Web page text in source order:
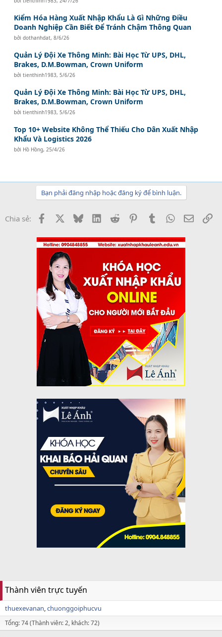
Kiểm Hóa Hàng Xuất Nhập Khẩu Là Gì Những Điều
Doanh Nghiệp Cần Biết Để Tránh Chậm Thông Quan
bởidothanhdat,8/6/26
Quản Lý Đội Xe Thông Minh: Bài Học Từ UPS, DHL,
Brakes, D.M.Bowman, Crown Uniform
bởitienthinh1983, 5/6/26
Quản Lý Đội Xe Thông Minh: Bài Học Từ UPS, DHL,
Brakes, D.M.Bowman, Crown Uniform
bởitienthinh1983, 5/6/26
Top 10+ Website Không Thể Thiếu Cho Dân Xuất Nhập
Khẩu Và Logistics 2026
bởi Hồ Hồng, 25/4/26
Bạn phải đăng nhập hoặc đăng ký để bình luận.
Chia sẻ: Facebook BlueskyLinkedInReddit PinterestTumblrWhatsApp
Email
Thành viên trực tuyến
thuexevanan chuonggoiphucvu
Tổng: 74 (Thành viên: 2, khách: 72)